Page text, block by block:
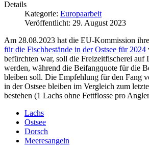
Details
Kategorie: Europaarbeit
Veröffentlicht: 29. August 2023
Am 28.08.2023 hat die EU-Kommission ihre
für die Fischbestände in der Ostsee für 2024
befürchten war, soll die Freizeitfischerei auf
werden, während die Beifangquote für die
bleiben soll. Die Empfehlung für den Fang
in der Ostsee bleiben im Vergleich zum
bestehen (1 Lachs ohne Fettflosse pro
Lachs
Ostsee
Dorsch
Meeresangeln